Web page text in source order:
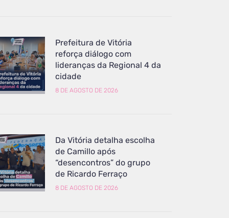
Prefeitura de Vitória
reforça diálogo com
lideranças da Regional 4 da
cidade
8 DE AGOSTO DE 2026
Da Vitória detalha escolha
de Camillo após
“desencontros” do grupo
de Ricardo Ferraço
8 DE AGOSTO DE 2026